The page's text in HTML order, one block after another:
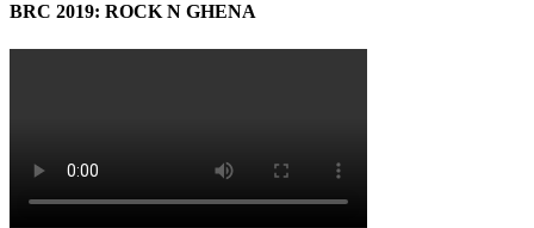
BRC 2019: ROCK N GHENA